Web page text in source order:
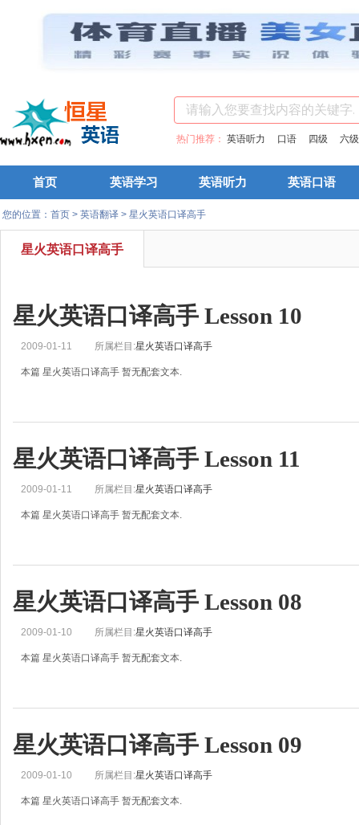
热门推荐： 英语听力 口语 四级 六级
首页 英语学习 英语听力 英语口语
您的位置： 首页 > 英语翻译 > 星火英语口译高手
星火英语口译高手
星火英语口译高手 Lesson 10
2009-01-11 所属栏目:星火英语口译高手
本篇 星火英语口译高手 暂无配套文本.
星火英语口译高手 Lesson 11
2009-01-11 所属栏目:星火英语口译高手
本篇 星火英语口译高手 暂无配套文本.
星火英语口译高手 Lesson 08
2009-01-10 所属栏目:星火英语口译高手
本篇 星火英语口译高手 暂无配套文本.
星火英语口译高手 Lesson 09
2009-01-10 所属栏目:星火英语口译高手
本篇 星火英语口译高手 暂无配套文本.